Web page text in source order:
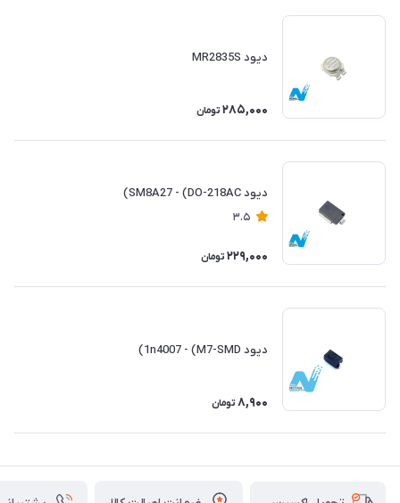
دیود MR2835S
285,000 تومان
دیود SM8A27 - (DO-218AC)
3.5
229,000 تومان
دیود 1n4007 - (M7-SMD)
8,900 تومان